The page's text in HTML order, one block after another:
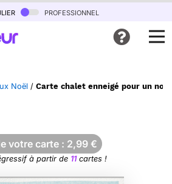
professionnel
Noël / Carte chalet enneigé pour un
votre carte : 2,99 €
à partir de 11cartes !